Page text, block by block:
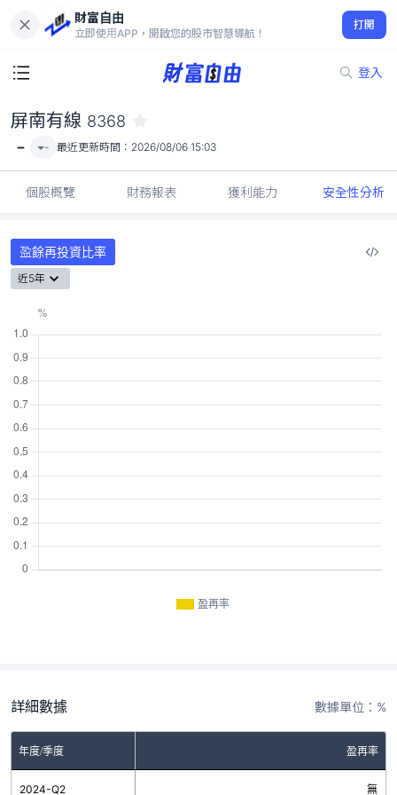
財富自由
立即使用APP，開啟您的股市智慧導航！
打開
登入
-
屏南有線 8368
- - 最近更新時間： 2026/08/06 15:03
個股概覽 財務報表 獲利能力 安全性分析
盈餘再投資比率
近5年
盈再率
詳細數據 數據單位：%
年度/季度 盈再率
2024-Q2 無